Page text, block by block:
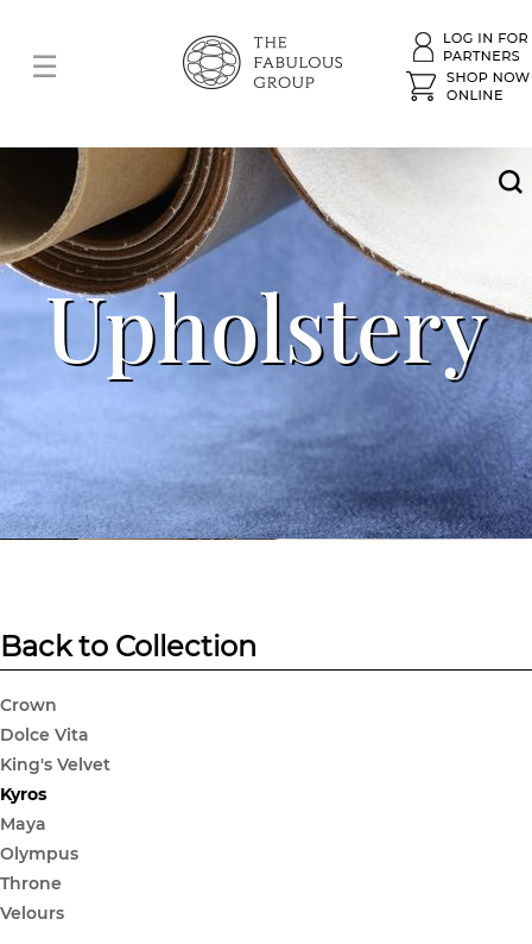
Upholstery
Back to Collection
Crown
Dolce Vita
King's Velvet
Kyros
Maya
Olympus
Throne
Velours